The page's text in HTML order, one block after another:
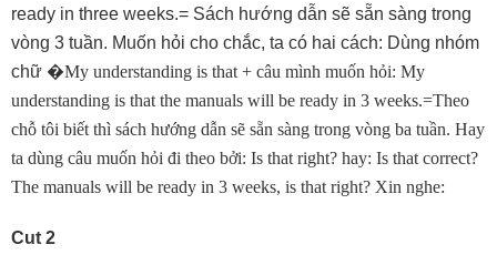
ready in three weeks.= Sách hướng dẫn sẽ sẵn sàng trong
vòng 3 tuần. Muốn hỏi cho chắc, ta có hai cách: Dùng nhóm
chữ �My understanding is that + câu mình muốn hỏi: My
understanding is that the manuals will be ready in 3 weeks.=Theo
chỗ tôi biết thì sách hướng dẫn sẽ sẵn sàng trong vòng ba tuần. Hay
ta dùng câu muốn hỏi đi theo bởi: Is that right? hay: Is that correct?
The manuals will be ready in 3 weeks, is that right? Xin nghe:
Cut 2